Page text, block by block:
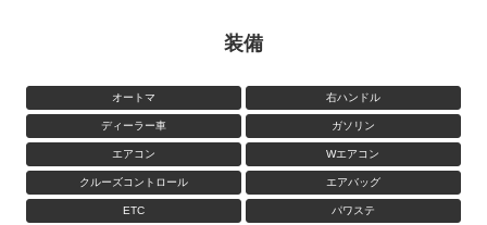
装備
オートマ 右ハンドル
ディーラー車 ガソリン
エアコン Wエアコン
クルーズコントロール エアバッグ
ETC パワステ